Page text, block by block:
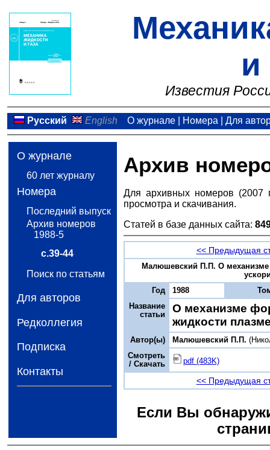
и
Известия
Русский English О журнале| Номера Для
О журнале
60 лет журналу
Номера
Последний выпуск
Архив номеров
1988-5
с.39-44
Поиск по статьям
Для авторов
Редколлегия
Подписка
Контакты
Архив
Для архивных номеров (2007
просмотра и скачивания.
Статей в базе данных сайта:
<< Предыдущая
Малюшевский П.П. О
Год
1988
Название
статьи
О механизме
жидкости
Автор(ы) Малюшевский П.П.
Смотреть
/ Скачать
pdf (483K)
<< Предыдущая
Если Вы